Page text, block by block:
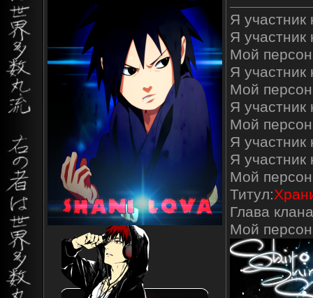
Я участник
Я участник
Мой
Я участник
Мой
Я участник
Мой
Я участник
Я участник
Мой
Титул:
Глава
Мой